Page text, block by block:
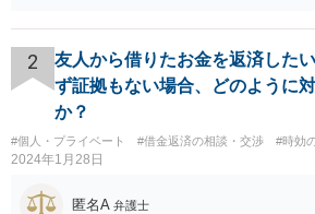
2
友人から借りたお金を返済した
ず証拠もない場合、どのように
か？
#個人・プライベート #借金返済の相談・交渉 #時効
2024年1月28日
匿名A 弁護士